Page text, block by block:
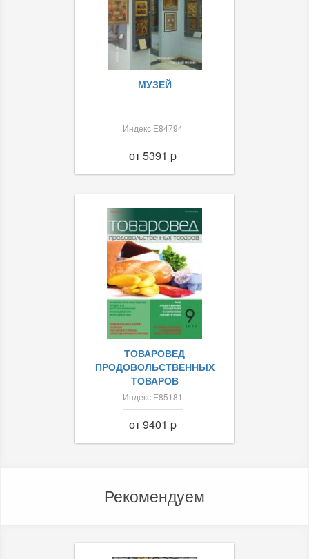
МУЗЕЙ
Индекс Е84794
от 5391 p
ТОВАРОВЕД
ПРОДОВОЛЬСТВЕННЫХ
ТОВАРОВ
Индекс Е85181
от 9401 p
Рекомендуем